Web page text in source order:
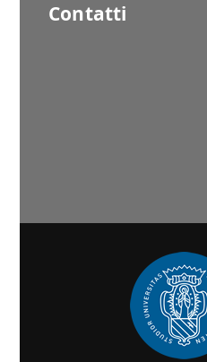
Contatti